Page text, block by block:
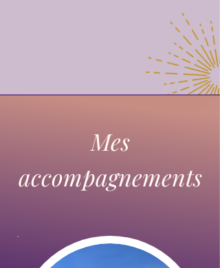
Mes
accompagnements